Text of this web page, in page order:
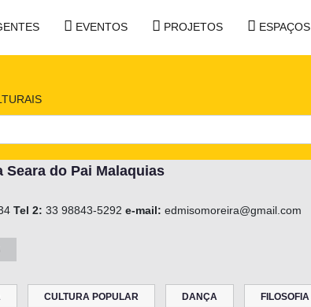
EVENTOS PROJETOS ESPAÇOS
Seara do Pai Malaquias
Tel 2: 33 98843-5292 e-mail: edmisomoreira@gmail.com
CULTURA POPULAR DANÇA FILOSOFIA